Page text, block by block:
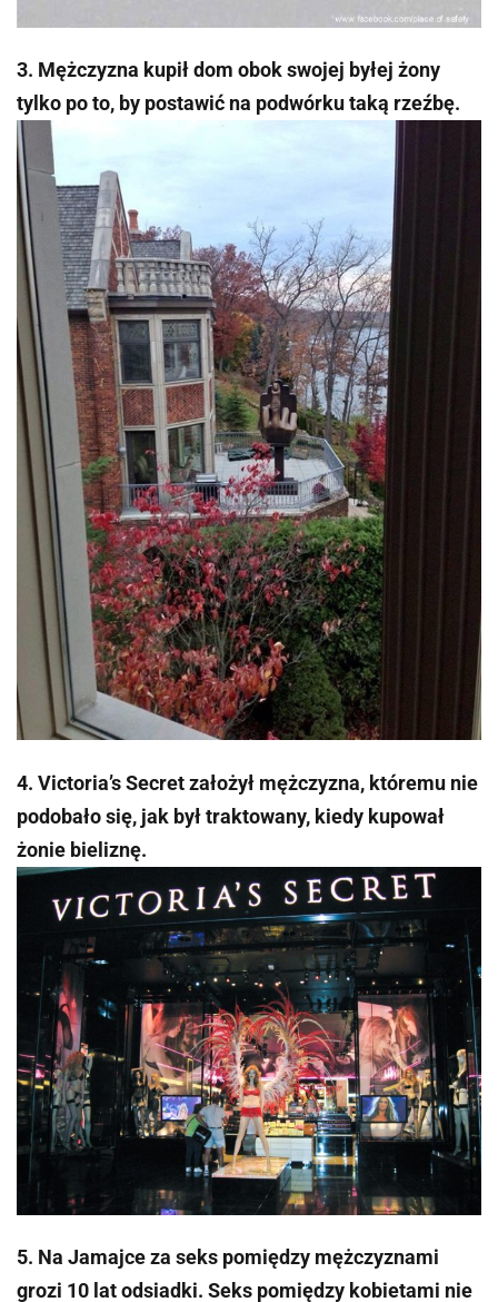
3. Mężczyzna kupił dom obok swojej byłej żony
tylko po to, by postawić na podwórku taką rzeźbę.
4. Victoria’s Secret założył mężczyzna, któremu nie
podobało się, jak był traktowany, kiedy kupował
żonie bieliznę.
5. Na Jamajce za seks pomiędzy mężczyznami
grozi 10 lat odsiadki. Seks pomiędzy kobietami nie